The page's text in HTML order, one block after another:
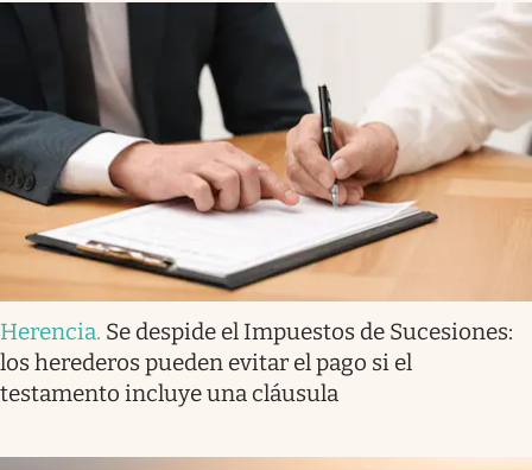
Herencia. Se despide el Impuestos de Sucesiones:
los herederos pueden evitar el pago si el
testamento incluye una cláusula